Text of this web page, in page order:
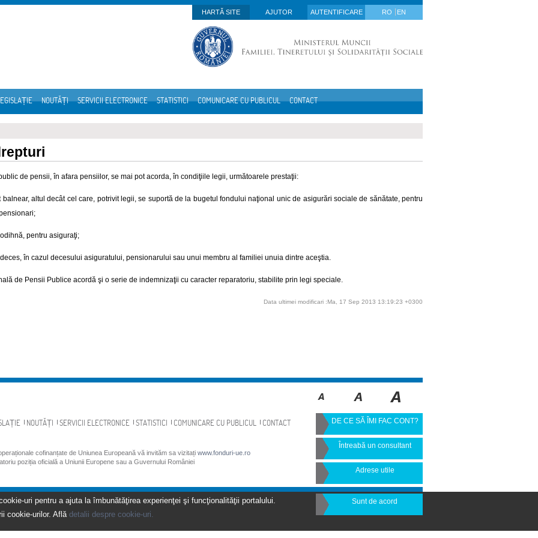
HARTĂ SITE
AJUTOR AUTENTIFICARE RO EN
NOUTĂȚI SERVICII ELECTRONICE STATISTICI COMUNICARE CU PUBLICUL CONTACT
de pensii, în afara pensiilor, se mai pot acorda, în condiţiile legii, următoarele prestaţii:
balnear, altul decât cel care, potrivit legii, se suportă de la bugetul fondului naţional unic de asigurări sociale de sănătate, pentru
pentru asiguraţi;
în cazul decesului asiguratului, pensionarului sau unui membru al familiei unuia dintre aceştia.
de Pensii Publice acordă şi o serie de indemnizaţii cu caracter reparatoriu, stabilite prin legi speciale.
Data ultimei modificari :Ma, 17 Sep 2013 13:19:23 +0300
NOUTĂȚI SERVICII ELECTRONICE STATISTICI COMUNICARE CU PUBLICUL CONTACT
cofinanțate de Uniunea Europeană vă invităm sa vizitați www.fonduri-ue.ro
poziția oficială a Uniunii Europene sau a Guvernului României
DE CE SĂ ÎMI FAC CONT?
Întreabă un consultant
Adrese utile
uri pentru a ajuta la îmbunătăţirea experienţei şi funcţionalităţii portalului.
cookie-urilor. Află detalii despre cookie-uri.
Sunt de acord